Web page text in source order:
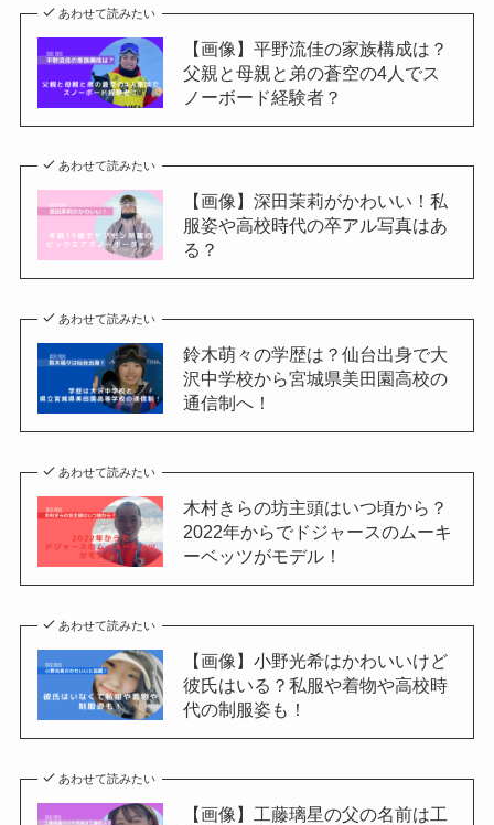
あわせて読みたい
【画像】平野流佳の家族構成は？
父親と母親と弟の蒼空の4人でス
ノーボード経験者？
あわせて読みたい
【画像】深田茉莉がかわいい！私
服姿や高校時代の卒アル写真はあ
る？
あわせて読みたい
鈴木萌々の学歴は？仙台出身で大
沢中学校から宮城県美田園高校の
通信制へ！
あわせて読みたい
木村きらの坊主頭はいつ頃から？
2022年からでドジャースのムーキ
ーベッツがモデル！
あわせて読みたい
【画像】小野光希はかわいいけど
彼氏はいる？私服や着物や高校時
代の制服姿も！
あわせて読みたい
【画像】工藤璃星の父の名前は工